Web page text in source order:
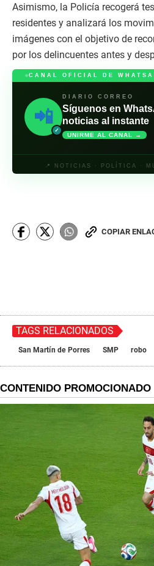
Asimismo, la Policía recogerá
residentes y analizará los
imágenes con el objetivo de
por los delincuentes antes y
CANAL OFICIAL DE
📲
✓
DIARIO CORREO
Síguenos en
noticias al instante
UNIRME AL CANAL →
📍 NOTICIAS · POLÍTICA ·
COPIAR
TAGS RELACIONADOS
San Martín de Porres SMP robo